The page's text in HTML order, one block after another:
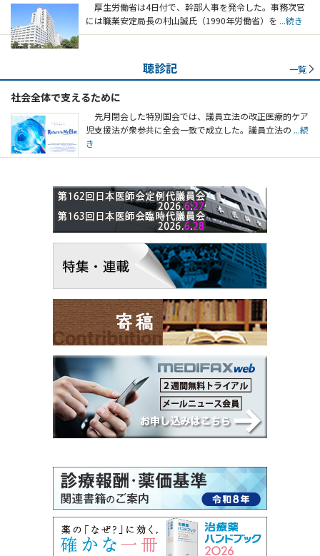
厚生労働省は4日付で、幹部人事を発令した。事務次官
には職業安定局長の村山誠氏（1990年労働省）を ...続き
聴診記 一覧
社会全体で支えるために
先月閉会した特別国会では、議員立法の改正医療的ケア
児支援法が衆参共に全会一致で成立した。議員立法の ...続
き